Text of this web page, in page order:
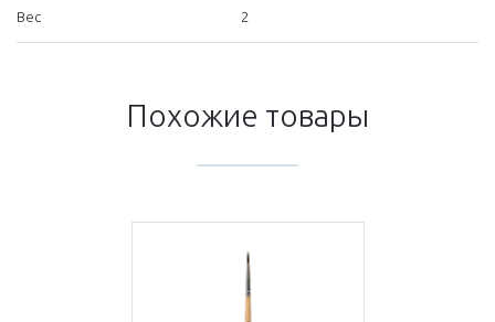
Вес 2
Похожие товары